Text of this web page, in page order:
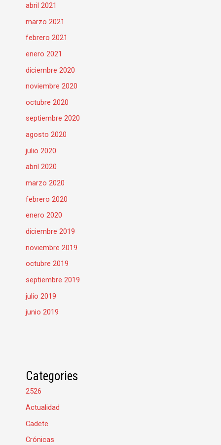
abril 2021
marzo 2021
febrero 2021
enero 2021
diciembre 2020
noviembre 2020
octubre 2020
septiembre 2020
agosto 2020
julio 2020
abril 2020
marzo 2020
febrero 2020
enero 2020
diciembre 2019
noviembre 2019
octubre 2019
septiembre 2019
julio 2019
junio 2019
Categories
2526
Actualidad
Cadete
Crónicas